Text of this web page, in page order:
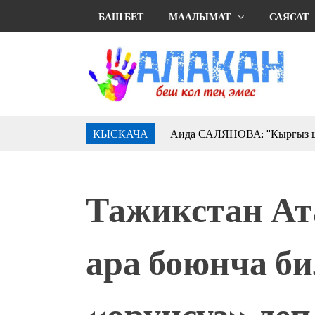
БАШ БЕТ МААЛЫМАТ САЯСАТ
КЫСКАЧА
Садыр ЖАПАРОВ:
Латын арибиндеги
тарыхы жана редакторлору...
Кыргызстандагы эң ири
Royal Central Park'ка 30 миң
Фестиваль Symphony of
Тажикстан
ара боюнча